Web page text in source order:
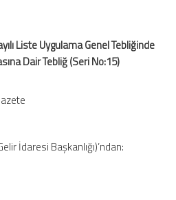
Liste Uygulama Genel Tebliğinde
Dair Tebliğ (Seri No:15)
İdaresi Başkanlığı)’ndan: